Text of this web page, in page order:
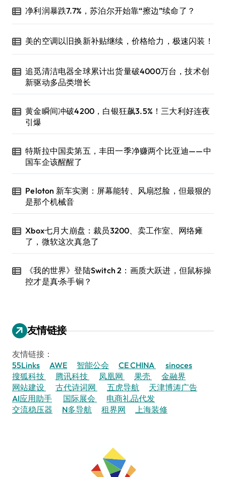
净利润暴跌7.7%，苏泊尔开始靠“擦边”续命了？
美的空调以旧换新补贴继续，价格给力，极速闪装！
追觅清洁电器全球累计出货量破4000万台，技术创
新驱动多品类增长
黄金瞬间冲破4200，白银狂飙3.5%！三大利好连夜
引爆
特斯拉中国卖第五，丰田一季净赚两个比亚迪——中
国车企该醒醒了
Peloton 新车实测：屏幕能转、风扇怼脸，但最狠的
是那个机械音
Xbox七月大崩盘：裁员3200、卖工作室、网络瘫
了，微软这次真急了
《我的世界》登陆Switch 2：画质大跃进，但鼠标操
控才是真·杀手锏？
友情链接
友情链接：
55Links
AWE 智能公会 CE CHINA
sinoces
搜狐科技
腾讯科技 凤凰网 果壳
金融界
网站建设
古代诗词网 五虎导航
天津博涛广告
AI应用助手
国际展会
电商礼品代发
交流稳压器
N多导航 租界网 上海装修